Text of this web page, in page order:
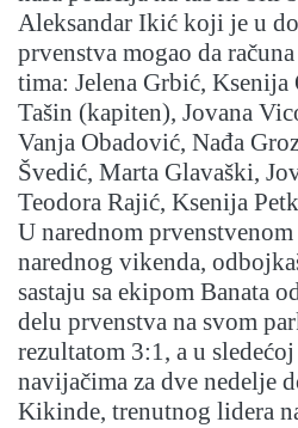
Aleksandar Ikić koji je u
prvenstva mogao da
tima: Jelena Grbić,
Tašin (kapiten), Jovana
Vanja Obadović, Nađa
Švedić, Marta Glavaški,
Teodora Rajić, Ksenija
U narednom
narednog vikenda,
sastaju sa ekipom Banata
delu prvenstva na svom
rezultatom 3:1, a u
navijačima za dve nedelje
Kikinde, trenutnog lidera